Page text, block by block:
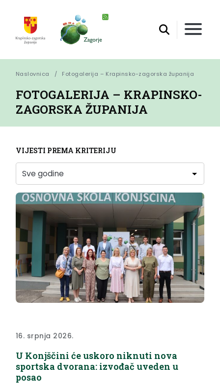
Naslovnica Fotogalerija – Krapinsko-zagorska županija
FOTOGALERIJA – KRAPINSKO-
ZAGORSKA ŽUPANIJA
VIJESTI PREMA KRITERIJU
16. srpnja 2026.
U Konjščini će uskoro niknuti nova
sportska dvorana: izvođač uveden u
posao